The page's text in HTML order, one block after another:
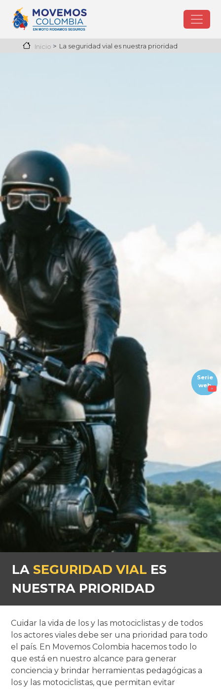
Pasar al contenido principal
Inicio La seguridad vial es nuestra prioridad
Imagen
LA SEGURIDAD VIAL ES
NUESTRA PRIORIDAD
Cuidar la vida de los y las motociclistas y de todos
los actores viales debe ser una prioridad para todo
el país. En Movemos Colombia hacemos todo lo
que está en nuestro alcance para generar
conciencia y brindar herramientas pedagógicas a
los y las motociclistas, que permitan evitar
Serie
web